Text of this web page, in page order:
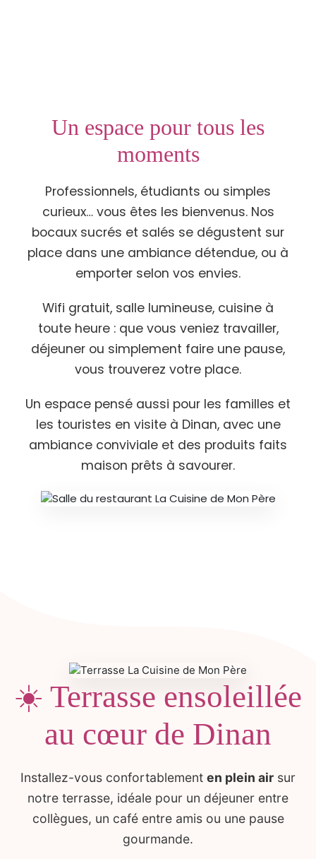
Un espace pour tous les
moments
Professionnels, étudiants ou simples
curieux… vous êtes les bienvenus. Nos
bocaux sucrés et salés se dégustent sur
place dans une ambiance détendue, ou à
emporter selon vos envies.
Wifi gratuit, salle lumineuse, cuisine à
toute heure : que vous veniez travailler,
déjeuner ou simplement faire une pause,
vous trouverez votre place.
Un espace pensé aussi pour les familles et
les touristes en visite à Dinan, avec une
ambiance conviviale et des produits faits
maison prêts à savourer.
☀️ Terrasse ensoleillée
au cœur de Dinan
Installez-vous confortablement en plein air sur
notre terrasse, idéale pour un déjeuner entre
collègues, un café entre amis ou une pause
gourmande.